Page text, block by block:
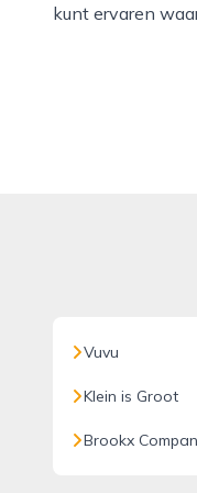
kunt ervaren
Vuvu
Klein is Groot
Brookx